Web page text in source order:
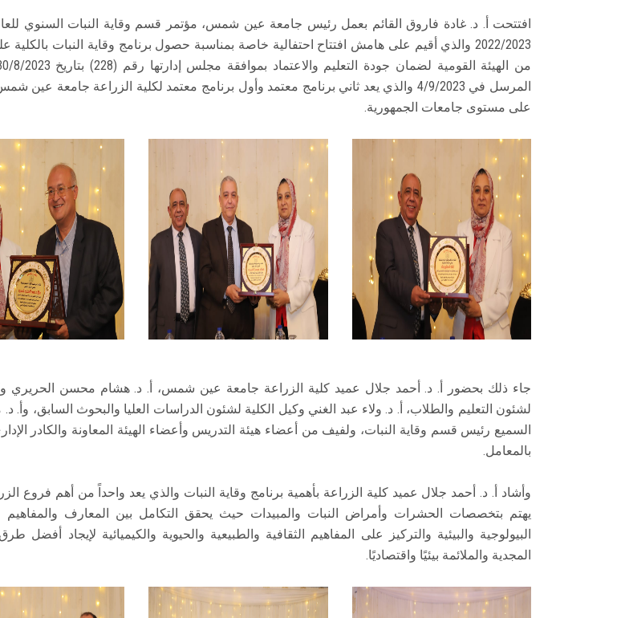
افتتحت أ. د. غادة فاروق القائم بعمل رئيس جامعة عين شمس، مؤتمر قسم وقاية النبات السنوي
2022/2023 والذي أقيم على هامش افتتاح احتفالية خاصة بمناسبة حصول برنامج وقاية النبات بالكلية
المرسل في 4/9/2023 والذي يعد ثاني برنامج معتمد وأول برنامج معتمد لكلية الزراعة جامعة عين
على مستوى جامعات الجمهورية.
جاء ذلك بحضور أ. د. أحمد جلال عميد كلية الزراعة جامعة عين شمس، أ. د. هشام محسن الحريري
لشئون التعليم والطلاب، أ. د. ولاء عبد الغني وكيل الكلية لشئون الدراسات العليا والبحوث السابق، وأ.
السميع رئيس قسم وقاية النبات، ولفيف من أعضاء هيئة التدريس وأعضاء الهيئة المعاونة والكادر
بالمعامل.
وأشاد أ. د. أحمد جلال عميد كلية الزراعة بأهمية برنامج وقاية النبات والذي يعد واحداً من أهم فروع
يهتم بتخصصات الحشرات وأمراض النبات والمبيدات حيث يحقق التكامل بين المعارف والمفاهيم
البيولوجية والبيئية والتركيز على المفاهيم الثقافية والطبيعية والحيوية والكيميائية لإيجاد أفضل
المجدية والملائمة بيئيًا واقتصاديًا.